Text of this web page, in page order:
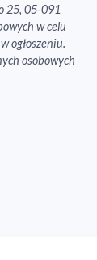
25, 05-091
w celu
ogłoszeniu.
osobowych